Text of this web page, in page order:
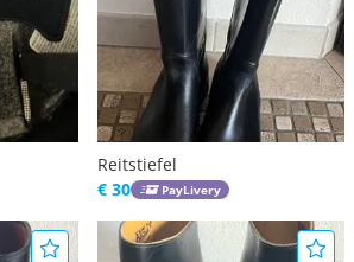
Reitstiefel
€ 30
PayLivery